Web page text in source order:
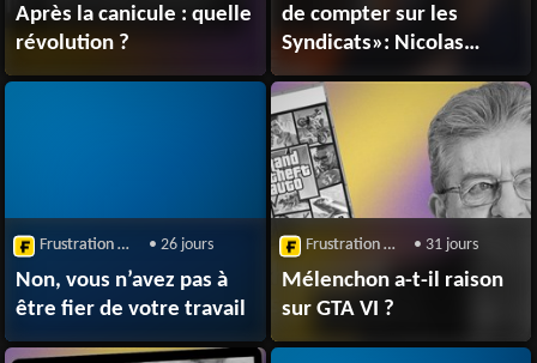
Après la canicule : quelle
révolution ?
de compter sur les
Syndicats»: Nicolas
Framont – Au Poste
Frustration Magazine • 26 jours
Non, vous n’avez pas à
être fier de votre travail
Frustration Magazine • 31 jours
Mélenchon a-t-il raison
sur GTA VI ?